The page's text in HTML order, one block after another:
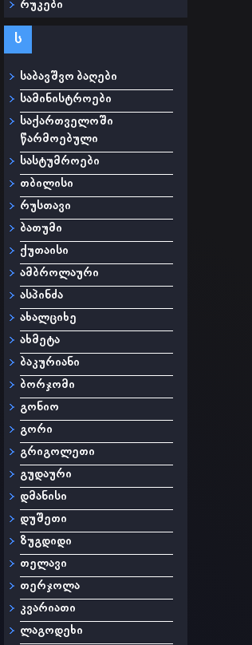
რუკები
ს
საბავშვო ბაღები
სამინისტროები
საქართველოში
წარმოებული
სასტუმროები
თბილისი
რუსთავი
ბათუმი
ქუთაისი
ამბროლაური
ასპინძა
ახალციხე
ახმეტა
ბაკურიანი
ბორჯომი
გონიო
გორი
გრიგოლეთი
გუდაური
დმანისი
დუშეთი
ზუგდიდი
თელავი
თერჯოლა
კვარიათი
ლაგოდეხი